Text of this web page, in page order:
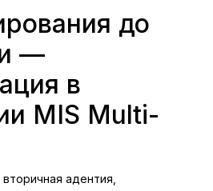
до
—
в
MIS Multi-
адентия,